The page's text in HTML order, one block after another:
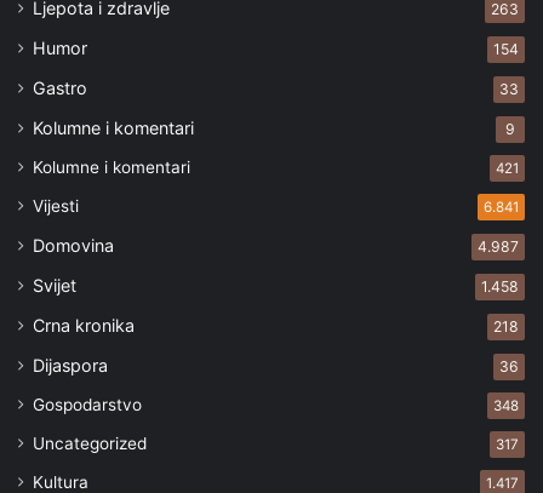
Ljepota i zdravlje 263
Humor 154
Gastro 33
Kolumne i komentari 9
Kolumne i komentari 421
Vijesti 6.841
Domovina 4.987
Svijet 1.458
Crna kronika 218
Dijaspora 36
Gospodarstvo 348
Uncategorized 317
Kultura 1.417